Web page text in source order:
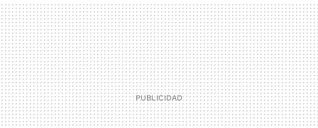
MAIL